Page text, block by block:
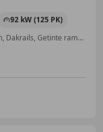
92 kW (125 PK)
Schuifdeur rechts, Bluetooth, Garantie, Alarm, Dakrails, Getinte ramen, Elektrisch verstelbare buitenspiegels, Parkeerhulp met camera